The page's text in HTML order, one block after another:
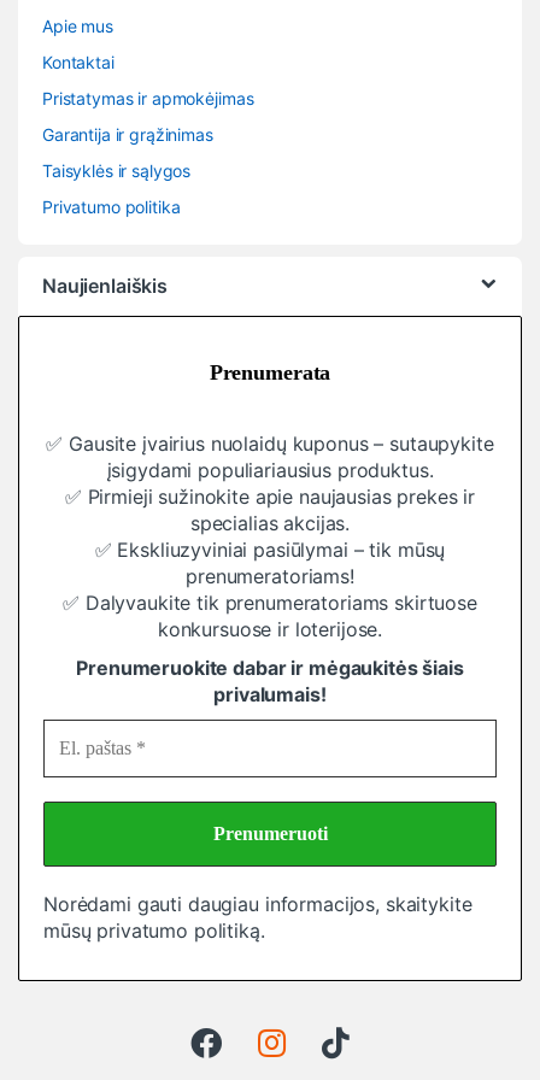
Apie mus
Kontaktai
Pristatymas ir apmokėjimas
Garantija ir grąžinimas
Taisyklės ir sąlygos
Privatumo politika
Naujienlaiškis
Prenumerata
✅ Gausite įvairius nuolaidų kuponus – sutaupykite
įsigydami populiariausius produktus.
✅ Pirmieji sužinokite apie naujausias prekes ir
specialias akcijas.
✅ Ekskliuzyviniai pasiūlymai – tik mūsų
prenumeratoriams!
✅ Dalyvaukite tik prenumeratoriams skirtuose
konkursuose ir loterijose.
Prenumeruokite dabar ir mėgaukitės šiais
privalumais!
Norėdami gauti daugiau informacijos, skaitykite
mūsų privatumo politiką.